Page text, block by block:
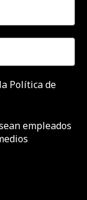
Política de
empleados